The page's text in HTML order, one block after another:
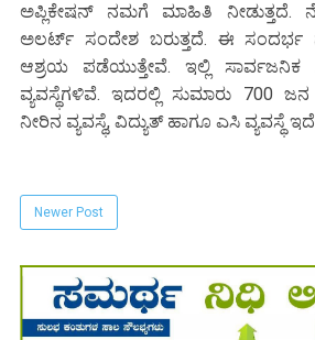
ಅಪ್ಲಿಕೇಷನ್ ನಮಗೆ ಮಾಹಿತಿ ನೀಡುತ್ತದೆ.
ಅಲರ್ಟ್ ಸಂದೇಶ ಬರುತ್ತದೆ. ಈ ಸಂದರ್ಭ
ಆಶ್ರಯ ಪಡೆಯುತ್ತೇವೆ. ಇಲ್ಲಿ ಸಾರ್ವಜನಿಕ
ವ್ಯವಸ್ಥೆಗಳಿವೆ. ಇದರಲ್ಲಿ ಸುಮಾರು 700
ನೀರಿನ ವ್ಯವಸ್ಥೆ, ವಿದ್ಯುತ್ ಹಾಗೂ ಎಸಿ ವ್ಯವಸ್ಥೆ
Newer Post